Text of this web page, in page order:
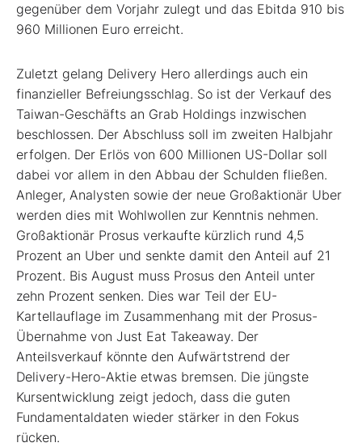
gegenüber dem Vorjahr zulegt und das Ebitda 910 bis
960 Millionen Euro erreicht.
Zuletzt gelang Delivery Hero allerdings auch ein
finanzieller Befreiungsschlag. So ist der Verkauf des
Taiwan-Geschäfts an Grab Holdings inzwischen
beschlossen. Der Abschluss soll im zweiten Halbjahr
erfolgen. Der Erlös von 600 Millionen US-Dollar soll
dabei vor allem in den Abbau der Schulden fließen.
Anleger, Analysten sowie der neue Großaktionär Uber
werden dies mit Wohlwollen zur Kenntnis nehmen.
Großaktionär Prosus verkaufte kürzlich rund 4,5
Prozent an Uber und senkte damit den Anteil auf 21
Prozent. Bis August muss Prosus den Anteil unter
zehn Prozent senken. Dies war Teil der EU-
Kartellauflage im Zusammenhang mit der Prosus-
Übernahme von Just Eat Takeaway. Der
Anteilsverkauf könnte den Aufwärtstrend der
Delivery-Hero-Aktie etwas bremsen. Die jüngste
Kursentwicklung zeigt jedoch, dass die guten
Fundamentaldaten wieder stärker in den Fokus
rücken.